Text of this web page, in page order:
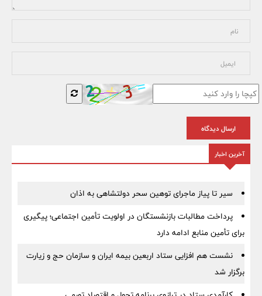
ارسال دیدگاه
آخرین اخبار
سیر تا پیاز ماجرای توهین سحر دولتشاهی به اذان
پرداخت مطالبات بازنشستگان در اولویت تأمین اجتماعی؛ پیگیری
برای تأمین منابع ادامه دارد
نشست هم افزایی ستاد اربعین بیمه ایران و سازمان حج و زیارت
برگزار شد